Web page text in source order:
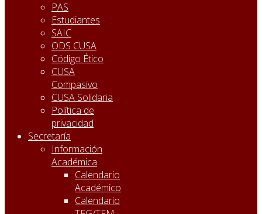
PAS
Estudiantes
SAIC
ODS CUSA
Código Ético
CUSA
Compasivo
CUSA Solidaria
Política de
privacidad
Secretaría
Información
Académica
Calendario
Académico
Calendario